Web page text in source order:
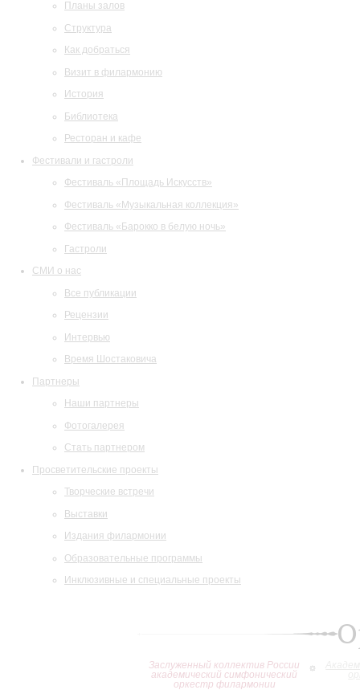
Планы залов
Структура
Как добраться
Визит в филармонию
История
Библиотека
Ресторан и кафе
Фестивали и гастроли
Фестиваль «Площадь Искусств»
Фестиваль «Музыкальная коллекция»
Фестиваль «Барокко в белую ночь»
Гастроли
СМИ о нас
Все публикации
Рецензии
Интервью
Время Шостаковича
Партнеры
Наши партнеры
Фотогалерея
Стать партнером
Просветительские проекты
Творческие встречи
Выставки
Издания филармонии
Образовательные программы
Инклюзивные и специальные проекты
Заслуженный коллектив России
академический симфонический
оркестр филармонии